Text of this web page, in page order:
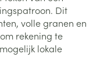
Dit
volle granen en
rekening te
lokale